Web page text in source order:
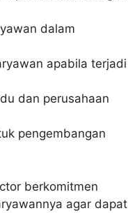
dalam
apabila terjadi
dan perusahaan
pengembangan
berkomitmen
agar dapat